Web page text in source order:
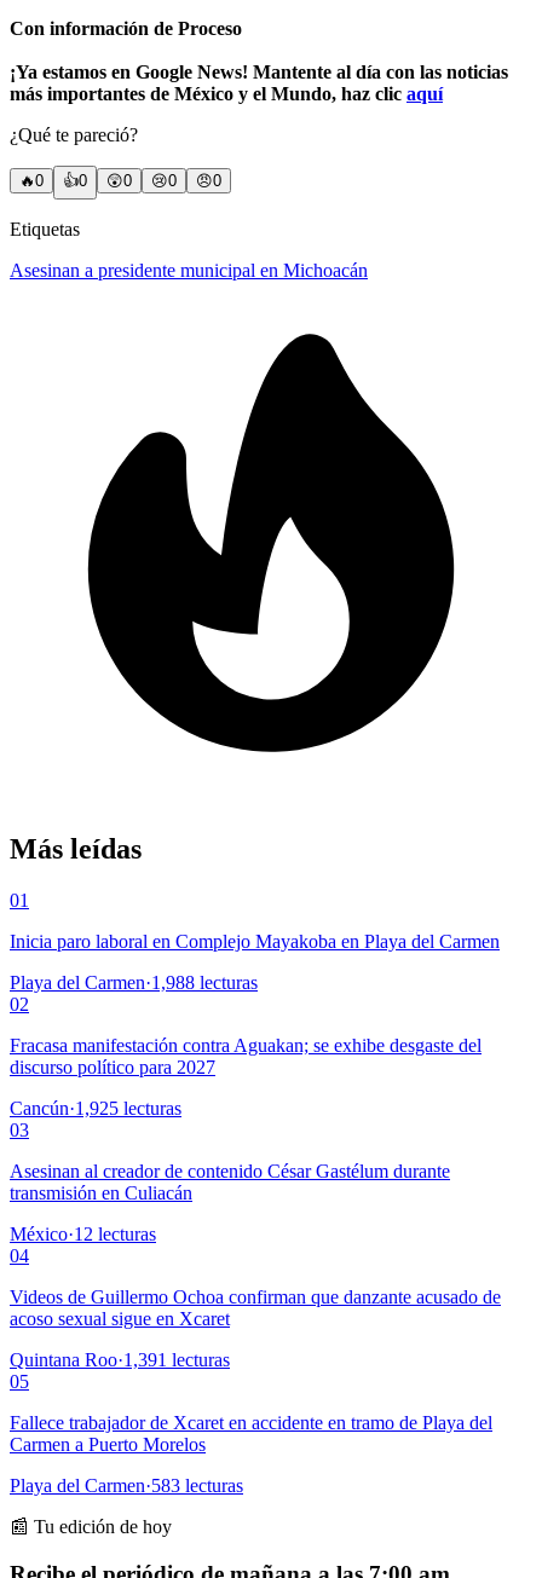
Con información de Proceso
¡Ya estamos en Google News! Mantente al día con las noticias
más importantes de México y el Mundo, haz clic aquí
¿Qué te pareció?
🔥0 👍0 😲0 😢0 😠0
Etiquetas
Asesinan a presidente municipal en Michoacán
Más leídas
01
Inicia paro laboral en Complejo Mayakoba en Playa del Carmen
Playa del Carmen·1,988 lecturas
02
Fracasa manifestación contra Aguakan; se exhibe desgaste del
discurso político para 2027
Cancún·1,925 lecturas
03
Asesinan al creador de contenido César Gastélum durante
transmisión en Culiacán
México·12 lecturas
04
Videos de Guillermo Ochoa confirman que danzante acusado de
acoso sexual sigue en Xcaret
Quintana Roo·1,391 lecturas
05
Fallece trabajador de Xcaret en accidente en tramo de Playa del
Carmen a Puerto Morelos
Playa del Carmen·583 lecturas
📰 Tu edición de hoy